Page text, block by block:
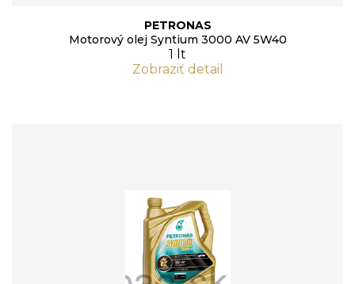
PETRONAS
Motorový olej Syntium 3000 AV 5W40
1 lt
Zobraziť detail